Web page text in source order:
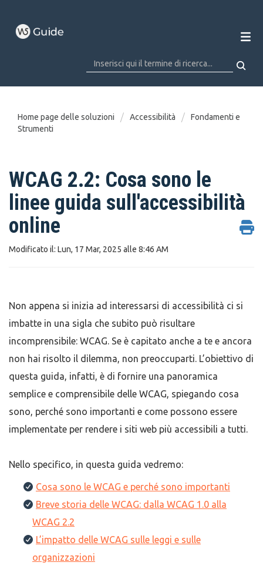
Home page delle soluzioni Accessibilità
Fondamenti e
Strumenti
WCAG 2.2: Cosa sono le
linee guida sull'accessibilità
online
Modificato il: Lun, 17 Mar, 2025 alle 8:46 AM
Non appena si inizia ad interessarsi di accessibilità ci si
imbatte in una sigla che subito può risultare
incomprensibile: WCAG. Se è capitato anche a te e ancora
non hai risolto il dilemma, non preoccuparti. L’obiettivo di
questa guida, infatti, è di fornire una panoramica
semplice e comprensibile delle WCAG, spiegando cosa
sono, perché sono importanti e come possono essere
implementate per rendere i siti web più accessibili a tutti.
Nello specifico, in questa guida vedremo:
Cosa sono le WCAG e perché sono importanti
Breve storia delle WCAG: dalla WCAG 1.0 alla
WCAG 2.2
L’impatto delle WCAG sulle leggi e sulle
organizzazioni